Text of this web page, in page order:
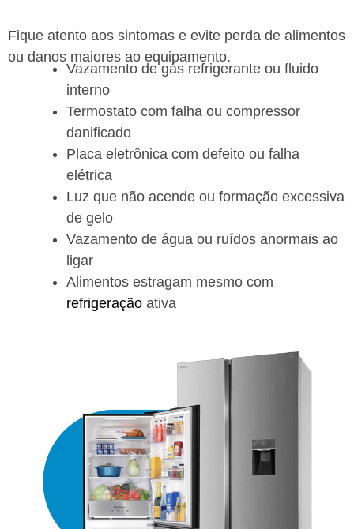
Fique atento aos sintomas e evite perda de alimentos
ou danos maiores ao equipamento.
Vazamento de gás refrigerante ou fluido
interno
Termostato com falha ou compressor
danificado
Placa eletrônica com defeito ou falha
elétrica
Luz que não acende ou formação excessiva
de gelo
Vazamento de água ou ruídos anormais ao
ligar
Alimentos estragam mesmo com
refrigeração ativa